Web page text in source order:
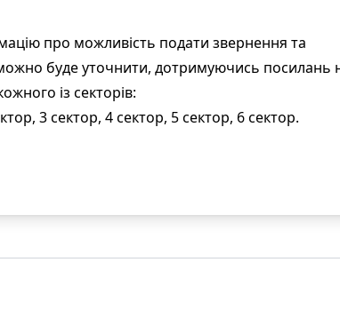
про можливість подати звернення та
буде уточнити, дотримуючись посилань
із секторів:
3 сектор, 4 сектор, 5 сектор, 6 сектор.